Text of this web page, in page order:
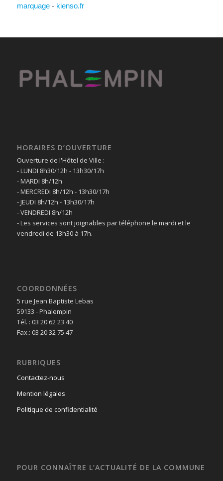
marquage- kienso.fr
HORAIRES D’OUVERTURE
Ouverture de l'Hôtel de Ville :
- LUNDI 8h30/12h - 13h30/17h
- MARDI 8h/12h
- MERCREDI 8h/12h - 13h30/17h
- JEUDI 8h/12h - 13h30/17h
- VENDREDI 8h/12h
- Les services sont joignables par téléphone le mardi et le
vendredi de 13h30 à 17h.
COORDONNÉES
5 rue Jean Baptiste Lebas
59133 - Phalempin
Tél. : 03 20 62 23 40
Fax.: 03 20 32 75 47
RUBRIQUES
Contactez-nous
Mention légales
Politique de confidentialité
POUR CONNAÎTRE L’ACTUALITÉ DE LA COMMUNE